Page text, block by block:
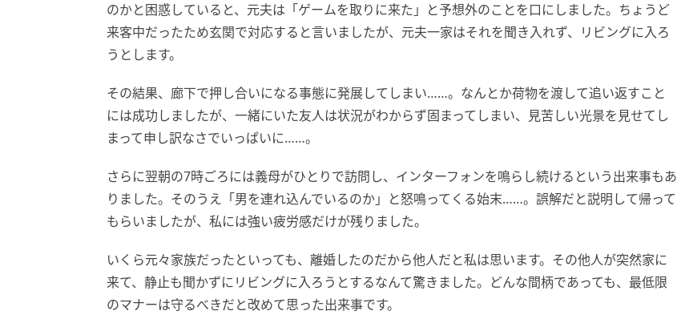
のかと困惑していると、元夫は「ゲームを取りに来た」と予想外のことを口にしました。ちょうど
来客中だったため玄関で対応すると言いましたが、元夫一家はそれを聞き入れず、リビングに入ろ
うとします。
その結果、廊下で押し合いになる事態に発展してしまい……。なんとか荷物を渡して追い返すこと
には成功しましたが、一緒にいた友人は状況がわからず固まってしまい、見苦しい光景を見せてし
まって申し訳なさでいっぱいに……。
さらに翌朝の7時ごろには義母がひとりで訪問し、インターフォンを鳴らし続けるという出来事もあ
りました。そのうえ「男を連れ込んでいるのか」と怒鳴ってくる始末……。誤解だと説明して帰って
もらいましたが、私には強い疲労感だけが残りました。
いくら元々家族だったといっても、離婚したのだから他人だと私は思います。その他人が突然家に
来て、静止も聞かずにリビングに入ろうとするなんて驚きました。どんな間柄であっても、最低限
のマナーは守るべきだと改めて思った出来事です。